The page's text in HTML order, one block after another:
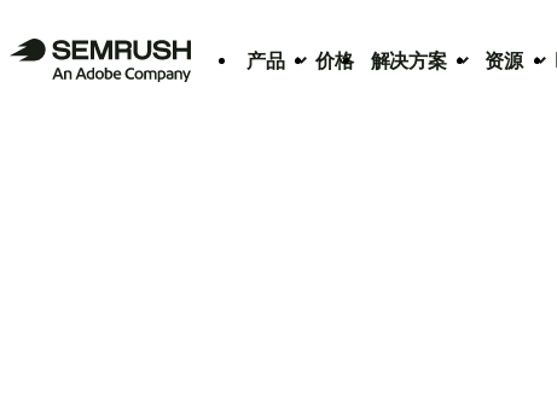
产品 价格 解决方案 资源